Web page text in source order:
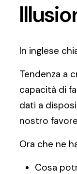
In inglese
Tendenza a
capacità di
dati a
nostro
Ora che ne
Cosa